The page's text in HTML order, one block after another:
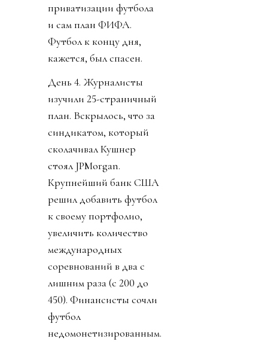
приватизации футбола
и сам план ФИФА.
Футбол к концу дня,
кажется, был спасен.
День 4. Журналисты
изучили 25-страничный
план. Вскрылось, что за
синдикатом, который
сколачивал Кушнер
стоял JPMorgan.
Крупнейший банк США
решил добавить футбол
к своему портфолио,
увеличить количество
международных
соревнований в два с
лишним раза (с 200 до
450). Финансисты сочли
футбол
недомонетизированным.